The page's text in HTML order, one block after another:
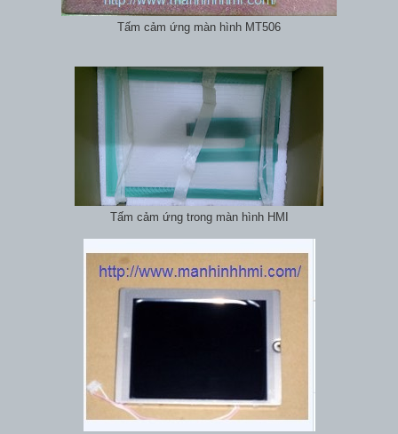
Tấm cảm ứng màn hình MT506
Tấm cảm ứng trong màn hình HMI